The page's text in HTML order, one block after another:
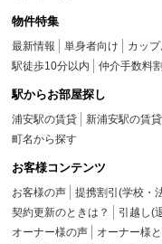
物件特集
最新情報 単身者向け カッ
駅徒歩10分以内
仲介手数料割
駅からお部屋探し
浦安駅の賃貸 新浦安駅の賃貸
町名から探す
お客様コンテンツ
お客様の声 提携割引(学校・
契約更新のときは？
引越し(
オーナー様の声
オーナー様